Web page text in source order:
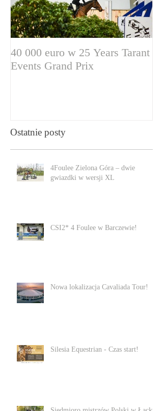
40 000 euro w 25 Years Tarant
Events Grand Prix
Ostatnie posty
4Foulee Zielona Góra – dwie
gwiazdki w wersji XL
CSI2* 4 Foulee w Barczewie!
Nowa lokalizacja Cavaliada Tour!
Silesia Equestrian - Czas start!